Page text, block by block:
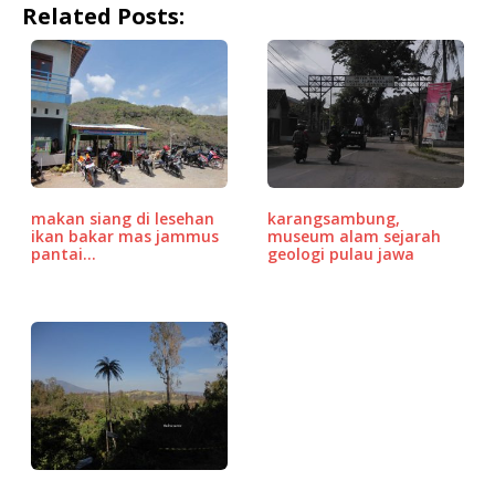
c
e
b
o
o
k
it
te
r
ai at
A
p
p
r
d
P
r
e
ss
ar
e
Related Posts:
makan siang di lesehan
ikan bakar mas jammus
pantai…
karangsambung,
museum alam sejarah
geologi pulau jawa